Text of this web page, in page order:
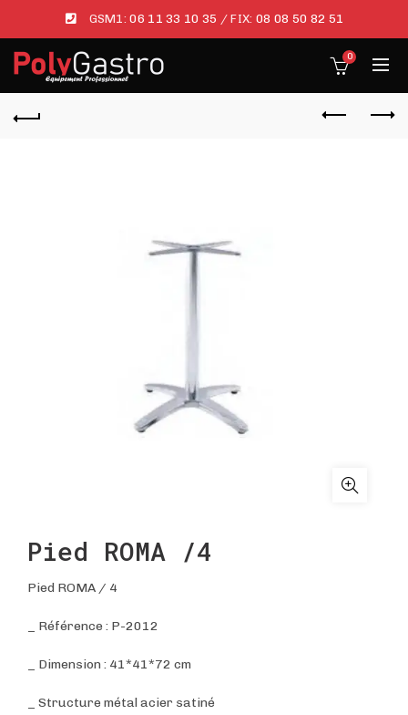
GSM1:06 11 33 10 35 / FIX: 08 08 50 82 51
0
Pied ROMA /4
Pied ROMA / 4
_ Référence : P-2012
_ Dimension : 41*41*72 cm
_ Structure métal acier satiné